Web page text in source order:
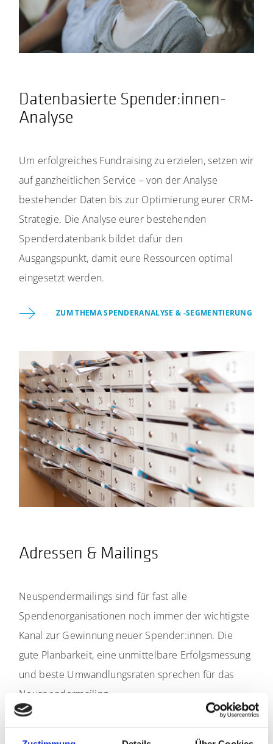
Datenbasierte Spender:innen-
Analyse
Um erfolgreiches Fundraising zu erzielen, setzen wir
auf ganzheitlichen Service – von der Analyse
bestehender Daten bis zur Optimierung eurer CRM-
Strategie. Die Analyse eurer bestehenden
Spenderdatenbank bildet dafür den
Ausgangspunkt, damit eure Ressourcen optimal
eingesetzt werden.
ZUM THEMA SPENDERANALYSE & -SEGMENTIERUNG
Adressen & Mailings
Neuspendermailings sind für fast alle
Spendenorganisationen noch immer der wichtigste
Kanal zur Gewinnung neuer Spender:innen. Die
gute Planbarkeit, eine unmittelbare Erfolgsmessung
und beste Umwandlungsraten sprechen für das
Neuspendermailing.
ZUM THEMA ADRESSEN & MAILINGS